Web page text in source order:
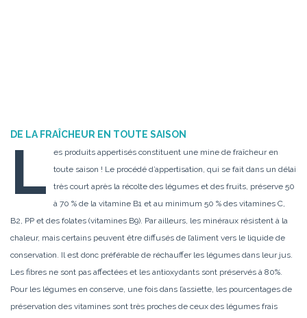
DE LA FRA CHEUR EN TOUTE SAISON
L
es produits appertisés constituent une mine de fraîcheur en
toute saison ! Le procédé d’appertisation, qui se fait dans un délai
très court après la récolte des légumes et des fruits, préserve 50
à 70 % de la vitamine B1 et au minimum 50 % des vitamines C,
B2, PP et des folates (vitamines B9). Par ailleurs, les minéraux résistent à la
chaleur, mais certains peuvent être diffusés de l’aliment vers le liquide de
conservation. Il est donc préférable de réchauffer les légumes dans leur jus.
Les fibres ne sont pas affectées et les antioxydants sont préservés à 80%.
Pour les légumes en conserve, une fois dans l’assiette, les pourcentages de
préservation des vitamines sont très proches de ceux des légumes frais